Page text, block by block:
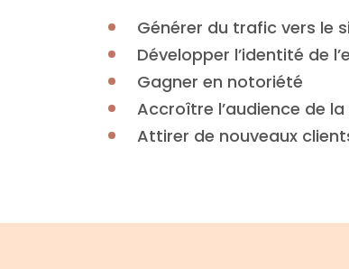
Générer du trafic vers le
Développer l’identité de
Gagner en notoriété
Accroître l’audience de
Attirer de nouveaux